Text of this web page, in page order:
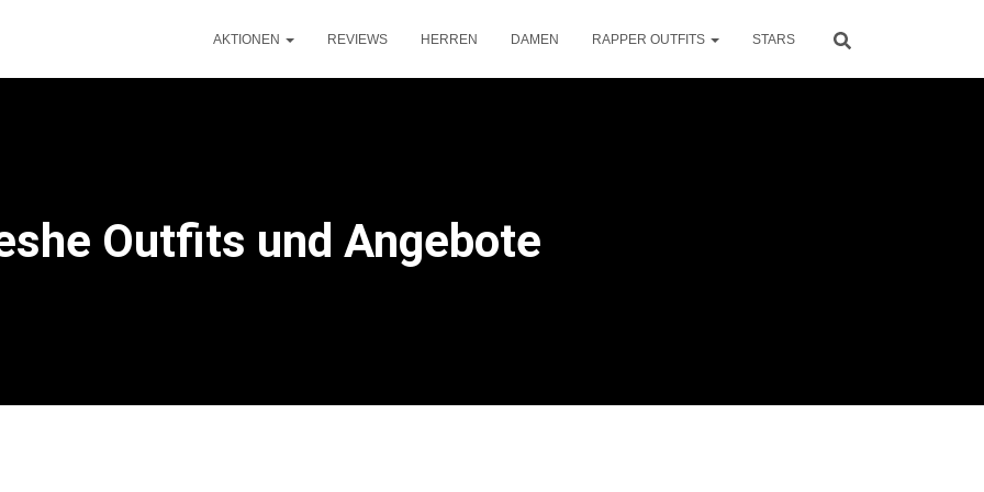
AKTIONEN REVIEWS HERREN DAMEN RAPPER OUTFITS STARS
Outfits und Angebote